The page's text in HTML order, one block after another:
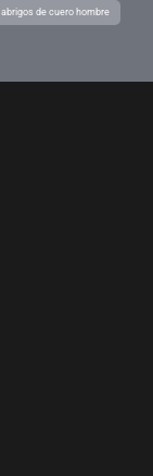
abrigos de cuero hombre